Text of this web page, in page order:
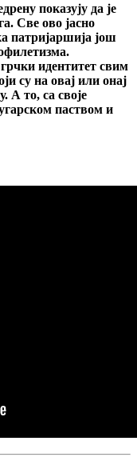
показују да је
Све ово јасно
патријаршија још
идентитет свим
су на овај или онај
А то, са своје
паством и